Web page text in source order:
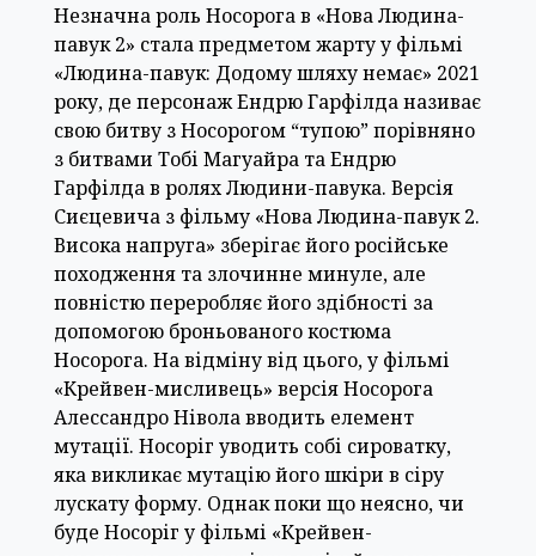
Незначна роль Носорога в «Нова Людина-
павук 2» стала предметом жарту у фільмі
«Людина-павук: Додому шляху немає» 2021
року, де персонаж Ендрю Гарфілда називає
свою битву з Носорогом “тупою” порівняно
з битвами Тобі Магуайра та Ендрю
Гарфілда в ролях Людини-павука. Версія
Сиєцевича з фільму «Нова Людина-павук 2.
Висока напруга» зберігає його російське
походження та злочинне минуле, але
повністю переробляє його здібності за
допомогою броньованого костюма
Носорога. На відміну від цього, у фільмі
«Крейвен-мисливець» версія Носорога
Алессандро Нівола вводить елемент
мутації. Носоріг уводить собі сироватку,
яка викликає мутацію його шкіри в сіру
лускату форму. Однак поки що неясно, чи
буде Носоріг у фільмі «Крейвен-